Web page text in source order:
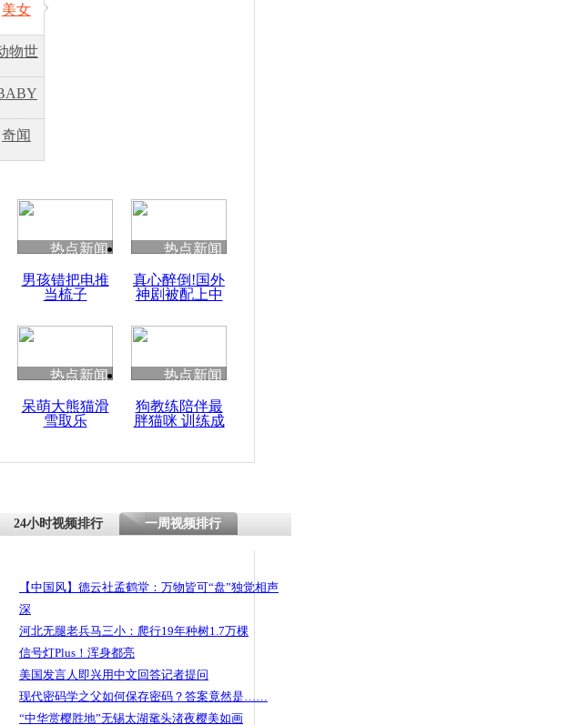
美女
物世
秀
奇闻
热点新闻
男孩错把电推
当梳子
热点新闻
真心醉倒!国外
神剧被配上中
热点新闻
呆萌大熊猫滑
雪取乐
热点新闻
狗教练陪伴最
胖猫咪 训练成
24小时视频排行 一周视频排行
【中国风】德云社孟鹤堂：万物皆可“盘”独觉相声
深
河北无腿老兵马三小：爬行19年种树1.7万棵
信号灯Plus！浑身都亮
美国发言人即兴用中文回答记者提问
现代密码学之父如何保存密码？答案竟然是……
“中华赏樱胜地”无锡太湖鼋头渚夜樱美如画